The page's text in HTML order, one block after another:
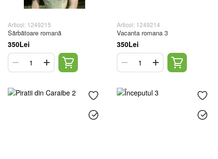
Articol: 1249215
Sărbătoare romană
350Lei
Articol: 1249214
Vacanta romana 3
350Lei